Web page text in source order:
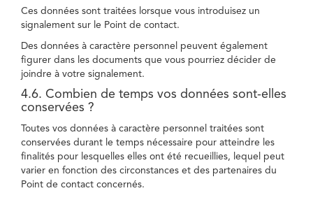
Ces données sont traitées lorsque vous introduisez un
signalement sur le Point de contact.
Des données à caractère personnel peuvent également
figurer dans les documents que vous pourriez décider de
joindre à votre signalement.
4.6. Combien de temps vos données sont-elles
conservées ?
Toutes vos données à caractère personnel traitées sont
conservées durant le temps nécessaire pour atteindre les
finalités pour lesquelles elles ont été recueillies, lequel peut
varier en fonction des circonstances et des partenaires du
Point de contact concernés.